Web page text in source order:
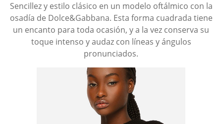
Sencillez y estilo clásico en un modelo oftálmico con la
osadía de Dolce&Gabbana. Esta forma cuadrada tiene
un encanto para toda ocasión, y a la vez conserva su
toque intenso y audaz con líneas y ángulos
pronunciados.